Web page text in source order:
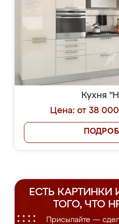
Кухня
Цена: от 38
ЕСТЬ КАРТИНКИ
ТОГО, ЧТО
Присылайте —